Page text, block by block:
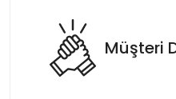
Müşteri